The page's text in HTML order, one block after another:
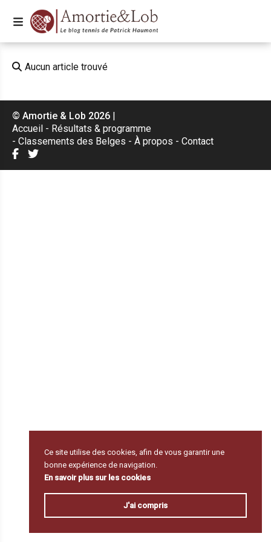
Aucun article trouvé
© Amortie & Lob 2026 |
Accueil
Résultats & programme
Classements des Belges
À propos Contact
Ce site utilise des cookies, afin de vous garantir une
bonne expérience de navigation.
En savoir plus sur les cookies
J'ai compris